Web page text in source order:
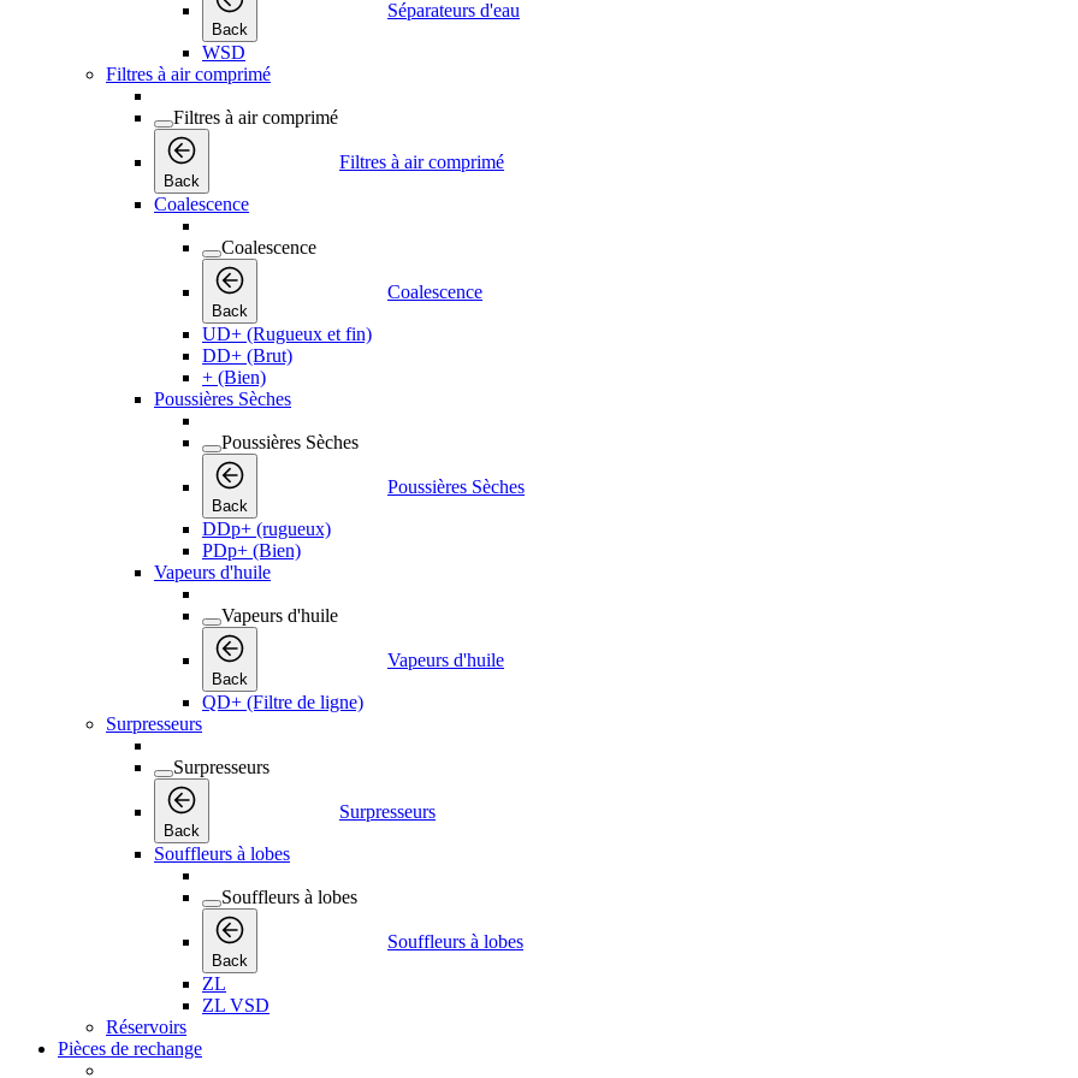
Back
Séparateurs d'eau
WSD
Filtres à air comprimé
Filtres à air comprimé
Back
Filtres à air comprimé
Coalescence
Coalescence
Back
Coalescence
UD+ (Rugueux et fin)
DD+ (Brut)
+ (Bien)
Poussières Sèches
Poussières Sèches
Back
Poussières Sèches
DDp+ (rugueux)
PDp+ (Bien)
Vapeurs d'huile
Vapeurs d'huile
Back
Vapeurs d'huile
QD+ (Filtre de ligne)
Surpresseurs
Surpresseurs
Back
Surpresseurs
Souffleurs à lobes
Souffleurs à lobes
Back
Souffleurs à lobes
ZL
ZL VSD
Réservoirs
Pièces de rechange